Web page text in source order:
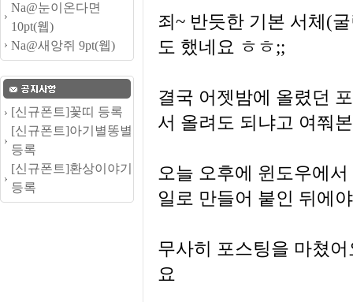
Na@눈이온다면
10pt(웹)
Na@새앙쥐 9pt(웹)
[신규폰트]꽃띠 등록
[신규폰트]아기별똥별
등록
[신규폰트]환상이야기
등록
죄~ 반듯한 기본 서체(
도 했네요 ㅎㅎ;;
결국 어젯밤에 올렸던
서 올려도 되냐고 여쭤
오늘 오후에 윈도우에
일로 만들어 붙인 뒤에야
무사히 포스팅을 마쳤
요